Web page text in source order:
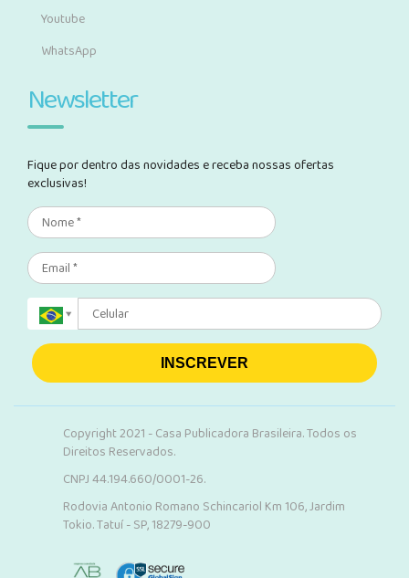
Youtube
WhatsApp
Newsletter
Fique por dentro das novidades e receba nossas ofertas
exclusivas!
INSCREVER
Copyright 2021 - Casa Publicadora Brasileira. Todos os
Direitos Reservados.
CNPJ 44.194.660/0001-26.
Rodovia Antonio Romano Schincariol Km 106, Jardim
Tokio. Tatuí - SP, 18279-900